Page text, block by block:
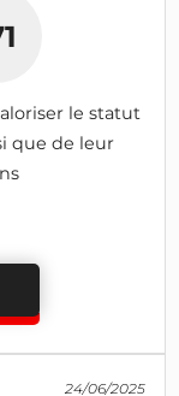
le statut
que de leur
24/06/2025